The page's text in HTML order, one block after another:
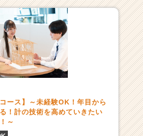
コース】～未経験OK！年目から
！計の技術を高めていきたい
～